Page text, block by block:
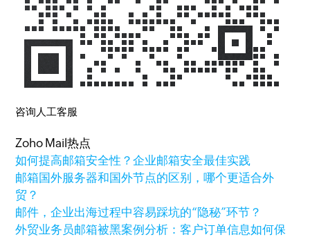
咨询人工客服
Zoho Mail热点
如何提高邮箱安全性？企业邮箱安全最佳实践
邮箱国外服务器和国外节点的区别，哪个更适合外
贸？
邮件，企业出海过程中容易踩坑的“隐秘”环节？
外贸业务员邮箱被黑案例分析：客户订单信息如何保